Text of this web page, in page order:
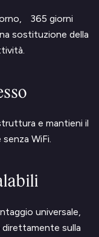
365 giorni
sostituzione della
e mantieni il
WiFi.
universale,
sulla